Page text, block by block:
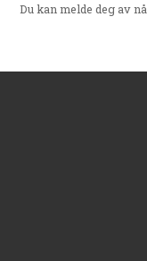
Du kan melde deg av